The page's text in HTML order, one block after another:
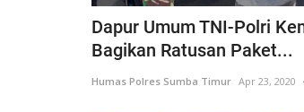
Dapur Umum TNI-Polri
Bagikan Ratusan Paket...
Humas Polres Sumba Timur Apr 23, 2020